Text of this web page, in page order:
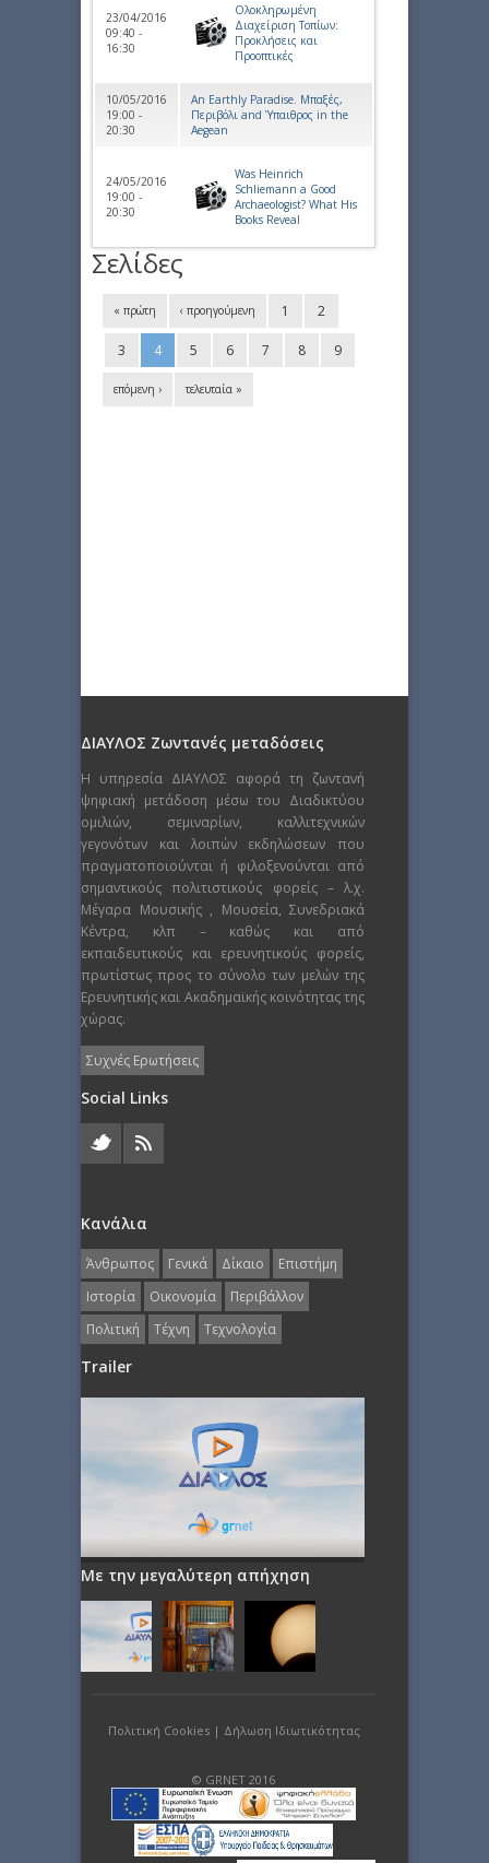
23/04/2016
09:40 -
16:30
Ολοκληρωμένη
Διαχείριση Τοπίων:
Προκλήσεις και
Προοπτικές
10/05/2016
19:00 -
20:30
An Earthly Paradise. Μπαξές,
Περιβόλι and Ύπαιθρος in the
Aegean
24/05/2016
19:00 -
20:30
Was Heinrich
Schliemann a Good
Archaeologist? What His
Books Reveal
Σελίδες
« πρώτη ‹ προηγούμενη 1 2
3 4 5 6 7 8 9
επόμενη › τελευταία »
ΔΙΑΥΛΟΣ Ζωντανές μεταδόσεις
Η υπηρεσία ΔΙΑΥΛΟΣ αφορά τη ζωντανή
ψηφιακή μετάδοση μέσω του Διαδικτύου
ομιλιών, σεμιναρίων, καλλιτεχνικών
γεγονότων και λοιπών εκδηλώσεων που
πραγματοποιούνται ή φιλοξενούνται από
σημαντικούς πολιτιστικούς φορείς – λ.χ.
Μέγαρα Μουσικής , Μουσεία, Συνεδριακά
Κέντρα, κλπ – καθώς και από
εκπαιδευτικούς και ερευνητικούς φορείς,
πρωτίστως προς το σύνολο των μελών της
Ερευνητικής και Ακαδημαϊκής κοινότητας της
χώρας.
Συχνές Ερωτήσεις
Social Links
Κανάλια
Άνθρωπος Γενικά Δίκαιο
Επιστήμη
Ιστορία
Οικονομία
Περιβάλλον
Πολιτική
Τέχνη Τεχνολογία
Trailer
Με την μεγαλύτερη απήχηση
Πολιτική Cookies| Δήλωση Ιδιωτικότητας
© GRNET 2016